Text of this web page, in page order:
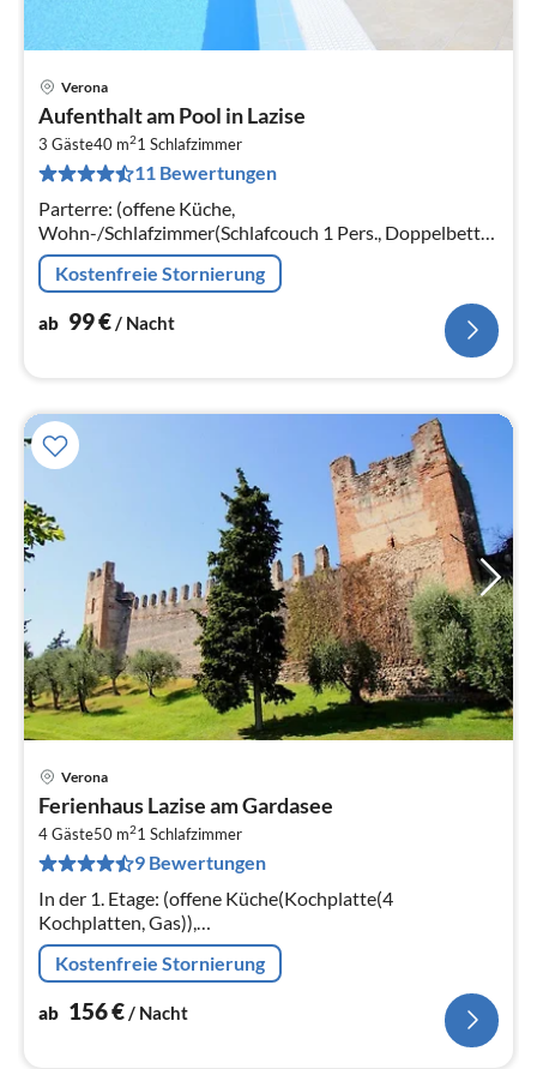
Verona
Aufenthalt am Pool in Lazise
3 Gäste40 m21 Schlafzimmer
11 Bewertungen
Parterre: (offene Küche,
Wohn-/Schlafzimmer(Schlafcouch 1 Pers., Doppelbett
oder 2 Einzelbetten, TV(Satellit)), Badezimmer(Dusche,
Waschbecken, Toilette, Bidet)
Kostenfreie Stornierung
ab 99€ / Nacht
Verona
Ferienhaus Lazise am Gardasee
4 Gäste50 m21 Schlafzimmer
9 Bewertungen
In der 1. Etage: (offene Küche(Kochplatte(4
Kochplatten, Gas)),
Wohn/Esszimmer(Doppelschlafcouch),
Schlafzimmer(Doppelbett, TV(Satellit)),
Kostenfreie Stornierung
ab 156€/ Nacht